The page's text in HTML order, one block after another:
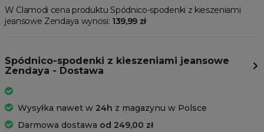
W Clamodi cena produktu Spódnico-spodenki z kieszeniami
jeansowe Zendaya wynosi: 139,99 zł
Spódnico-spodenki z kieszeniami jeansowe
Zendaya - Dostawa
Wysyłka nawet w 24h z magazynu w Polsce
Darmowa dostawa od 249,00 zł